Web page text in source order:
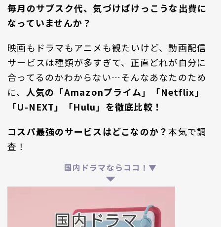
毎月のサブスク代、気づけばけっこうな出費に
なっていませんか？
映画もドラマもアニメも観たいけど、動画配信
サービスは種類が多すぎて、正直どれが自分に
合ってるのかわからない…そんなあなたのため
に、 人気の「Amazonプライム」「Netflix」
「U-NEXT」「Hulu」を徹底比較！
コスパ最強のサービスはどこなのか？本気で調
査！
国内ドラマならココ！▼